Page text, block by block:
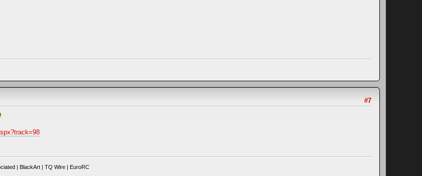
#7
| BlackArt | TQ Wire | EuroRC